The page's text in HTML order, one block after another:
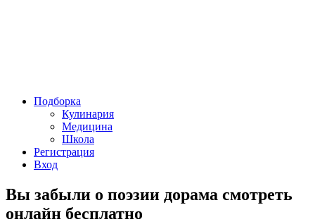
Подборка
Кулинария
Медицина
Школа
Регистрация
Вход
Вы забыли о поэзии дорама смотреть
онлайн бесплатно